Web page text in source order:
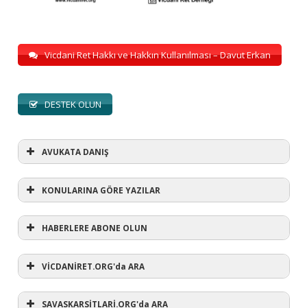
Vicdani Ret Hakkı ve Hakkın Kullanılması – Davut Erkan
DESTEK OLUN
AVUKATA DANIŞ
AVUKATA DANIŞ
KONULARINA GÖRE YAZILAR
KONULARINA GÖRE YAZILAR
#refusewar(1)
HABERLERE ABONE OLUN
VİCDANİRET.ORG'da ARA
SAVASKARSİTLARİ.ORG'da ARA